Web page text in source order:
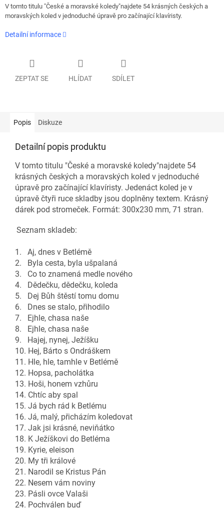
V tomto titulu "České a moravské koledy"najdete 54 krásných českých a
moravských koled v jednoduché úpravě pro začínající klavíristy.
Detailní informace
ZEPTAT SE HLÍDAT SDÍLET
Popis Diskuze
Detailní popis produktu
V tomto titulu "České a moravské koledy"najdete 54
krásných českých a moravských koled v jednoduché
úpravě pro začínající klavíristy. Jedenáct koled je v
úpravě čtyři ruce skladby jsou doplněny textem. Krásný
dárek pod stromeček. Formát: 300x230 mm, 71 stran.
Seznam skladeb:
1. Aj, dnes v Betlémě
2. Byla cesta, byla ušpalaná
3. Co to znamená medle nového
4. Dědečku, dědečku, koleda
5. Dej Bůh štěstí tomu domu
6. Dnes se stalo, přihodilo
7. Ejhle, chasa naše
8. Ejhle, chasa naše
9. Hajej, nynej, Ježíšku
10. Hej, Bárto s Ondráškem
11. Hle, hle, tamhle v Betlémě
12. Hopsa, pacholátka
13. Hoši, honem vzhůru
14. Chtíc aby spal
15. Já bych rád k Betlému
16. Já, malý, přicházím koledovat
17. Jak jsi krásné, neviňátko
18. K Ježíškovi do Betléma
19. Kyrie, eleison
20. My tři králové
21. Narodil se Kristus Pán
22. Nesem vám noviny
23. Pásli ovce Valaši
24. Pochválen buď